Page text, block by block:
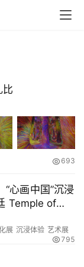
比
693
“心画中国”沉浸
Temple of
展 沉浸体验 艺术展
795